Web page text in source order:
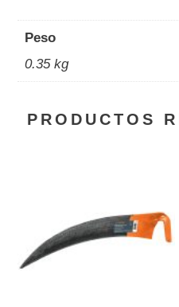
bolsa
5
Peso
0.35 kg
PRODUCTOS